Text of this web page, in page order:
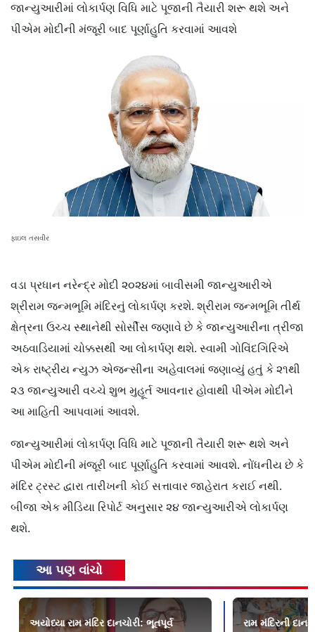
જાન્યુઆરીમાં લોકાર્પણ વિધિ માટે પૂજાની તૈયારી શરૂ થશે અને
પીએમ મોદીની મંજૂરી બાદ પૂર્ણાહુતિ કરવામાં આવશે
ફાઇલ તસવીર
વડા પ્રધાન નરેન્દ્ર મોદી ૨૦૨૪માં બાવીસમી જાન્યુઆરીએ
શ્રીરામ જન્મભૂમિ મંદિરનું લોકાર્પણ કરશે. શ્રીરામ જન્મભૂમિ તીર્થ
ક્ષેત્રના ઉચ્ચ સ્થાનેથી સોર્સીસ જણાવે છે કે જાન્યુઆરીના ત્રીજા
અઠવાડિયામાં ચોક્કસથી આ લોકાર્પણ થશે. સ્વામી ગોવિંદગિરિએ
એક રાષ્ટ્રીય ન્યુઝ એજન્સીના અહેવાલમાં જણાવ્યું હતું કે ૨૧થી
૨૩ જાન્યુઆરી વચ્ચે શુભ મુહૂર્ત આવનાર હોવાથી પીએમ મોદીને
આ માહિતી આપવામાં આવશે.
જાન્યુઆરીમાં લોકાર્પણ વિધિ માટે પૂજાની તૈયારી શરૂ થશે અને
પીએમ મોદીની મંજૂરી બાદ પૂર્ણાહુતિ કરવામાં આવશે. નોંધનીય છે કે
મંદિર ટ્રસ્ટ દ્વારા તારીખની કોઈ સત્તાવાર જાહેરાત કરાઈ નથી.
બીજા એક મીડિયા રિપોર્ટ અનુસાર ૨૪ જાન્યુઆરીએ લોકાર્પણ
થશે.
આ પણ વાંચો
અયોધ્યા રામ મંદિર દાનચોરી: ભૂતપૂર્વ
રામ મંદિરની